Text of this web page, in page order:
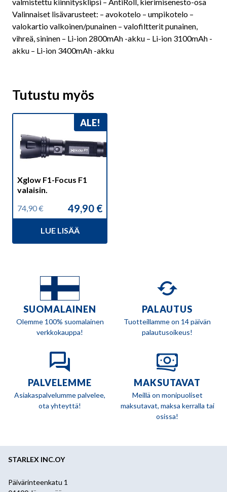
Valinnaiset lisävarusteet: – avokotelo – umpikotelo –
valokartio valkoinen/punainen – valofiltterit punainen,
vihreä, sininen – Li-ion 2800mAh -akku – Li-ion 3100mAh -
akku – Li-ion 3400mAh -akku
Tutustu myös
ALE!
Xglow F1-Focus F1
valaisin.
74,90€
Alkuperäinen
74,90 €.
49,90 €
Nykyinen
49,90 €.
LUE LISÄÄ
SUOMALAINEN
Olemme 100% suomalainen
verkkokauppa!
PALAUTUS
Tuotteillamme on 14 päivän
palautusoikeus!
PALVELEMME
Asiakaspalvelumme palvelee,
ota yhteyttä!
MAKSUTAVAT
Meillä on monipuoliset
maksutavat, maksa kerralla tai
osissa!
STARLEX INC.OY
Päivärinteenkatu 1